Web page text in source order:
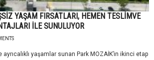
YAŞAM FIRSATLARI, HEMEN TESLİMVE
İLE SUNULUYOR
ayrıcalıklı yaşamlar sunan Park MOZAİK’in ikinci etap